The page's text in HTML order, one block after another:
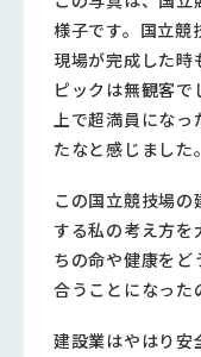
様子です。国立競
現場が完成した時
ピックは無観客
上で超満員になっ
たなと感じました。
この国立競技場
する私の考え方を
ちの命や健康をど
合うことになった
建設業はやはり安